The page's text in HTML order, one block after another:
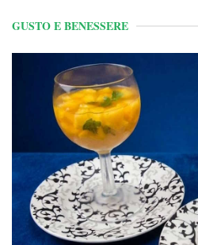
GUSTO E BENESSERE